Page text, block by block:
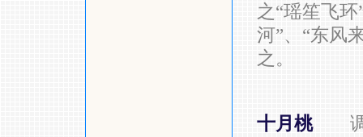
之“瑶笙飞
河”、“东风
之。
十月桃